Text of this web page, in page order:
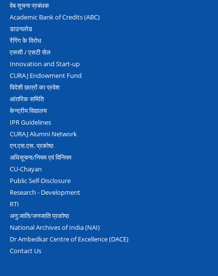
वेब सूचना प्रबंधक
Academic Bank of Credits (ABC)
डाउनलोड
रैगिंग के विरोध
एससी / एसटी सेल
Innovation and Start-up
CURAJ Endowment Fund
विदेशी छात्रों का प्रवेश
आंतरिक समिति
केन्द्रीय विद्यालय
IPR Guidelines
CURAJ Alumni Network
एन.एस.एस. प्रकोष्‍ठ
अधिसूचना/नियम एवं विनियम
CU-Chayan
Public Self-Disclosure
Research - Development
RTI
अनु.जाति/जनजाति प्रकोष्‍ठ
National Archives of India (NAI)
Dr Ambedkar Centre of Excellence (DACE)
Contact Us